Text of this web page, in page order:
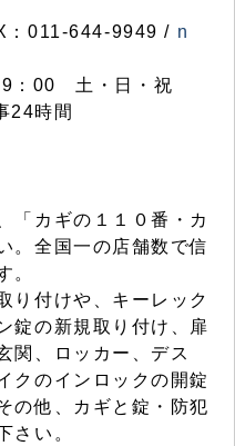
：011-644-9949 / n
：00 土・日・祝
24時間
「カギの１１０番・カ
。全国一の店舗数で信
。
り付けや、キーレック
錠の新規取り付け、扉
関、ロッカー、デス
クのインロックの開錠
の他、カギと錠・防犯
さい。